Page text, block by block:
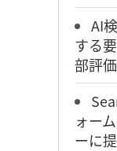
AI
する
部評
ォー
ーに